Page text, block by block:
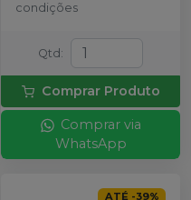
condições
Qtd :
Comprar Produto
Comprar via
WhatsApp
ATÉ -39%